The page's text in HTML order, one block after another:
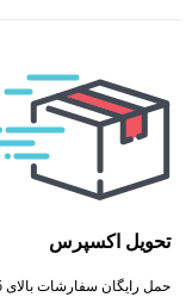
تحویل اکسپرس
حمل رایگان سفارشات بالای 1/5 میلیون تومان